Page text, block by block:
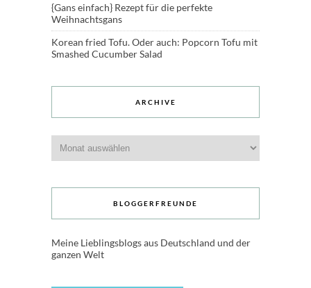
{Gans einfach} Rezept für die perfekte
Weihnachtsgans
Korean fried Tofu. Oder auch: Popcorn Tofu mit
Smashed Cucumber Salad
ARCHIVE
BLOGGERFREUNDE
Meine Lieblingsblogs aus Deutschland und der
ganzen Welt